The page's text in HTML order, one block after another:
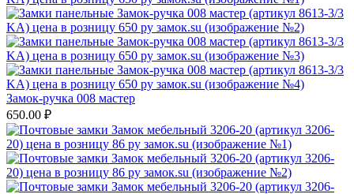
Замок-ручка 008 мастер
650.00 ₽